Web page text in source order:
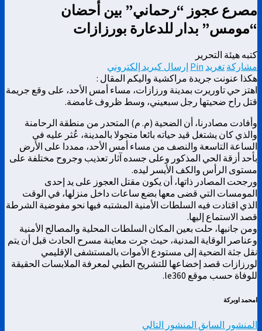
مصرع عجوز “رحماني” بين أحضان
“مومس” بدار للدعارة بورزازات
كتبه هيئة التحرير
مشاركة تغريد Pin إرسال كبريد إلكتروني
هكذا عنونت جريدة مراكشية واليكم المقال :
اهتز حي تاوريرت بمدينة ورزازات، مساء أمس الأحد، على وقع جريمة
قتل راح ضحيتها رجل سبعيني، وسط ظروف غامضة.
وأفادت مصادرنا، أن الضحية (م. م) المتحدر من منطقة الرحامنة
والذي كان يشتغل قيد حياته بائعا متجولا بالمدينة، عُثر عليه في
الساعة التاسعة والنصف من مساء أمس الأحد، ممددا على الأرض
بأحد أزقة الحي المذكور وعلى جسده آثار تعذيب وجروح مختلفة على
مستوى الرأس والكف الأيسر ليده.
ورجحت المصادر ذاتها، أن يكون مقتل العجوز على يد إحدى
المومسات التي قضى معها بضع ساعات داخل منزلها، في الوقت
الذي اقتادت فيه السلطات الأمنية المشتبه فيها نحو مفوضية الشرطة
قصد الاستماع إليها.
ومن جانبها، حلت بعين المكان السلطات المحلية والمصالح الأمنية
وعناصر الوقاية المدنية، حيث جرت معاينة مسرح الحادث قبل أن يتم
نقل جثة الضحية إلى مستودع الأموات بالمستشفى الإقليمي
لورزازات قصد إخضاعها للتشريح الطبي لمعرفة الملابسات الحقيقة
للوفاة حسب موقع le360.
امحمد اوبركة
المنشور السابق المنشور التالي